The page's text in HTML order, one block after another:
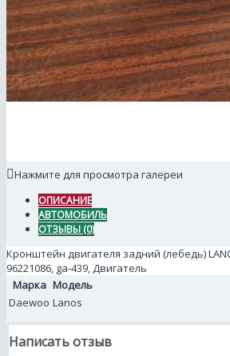
Нажмите для просмотра галереи
ОПИСАНИЕ
АВТОМОБИЛЬ
ОТЗЫВЫ (0)
Кронштейн двигателя задний (лебедь)
96221086, ga-439, Двигатель
Марка Модель
Daewoo Lanos
Написать отзыв